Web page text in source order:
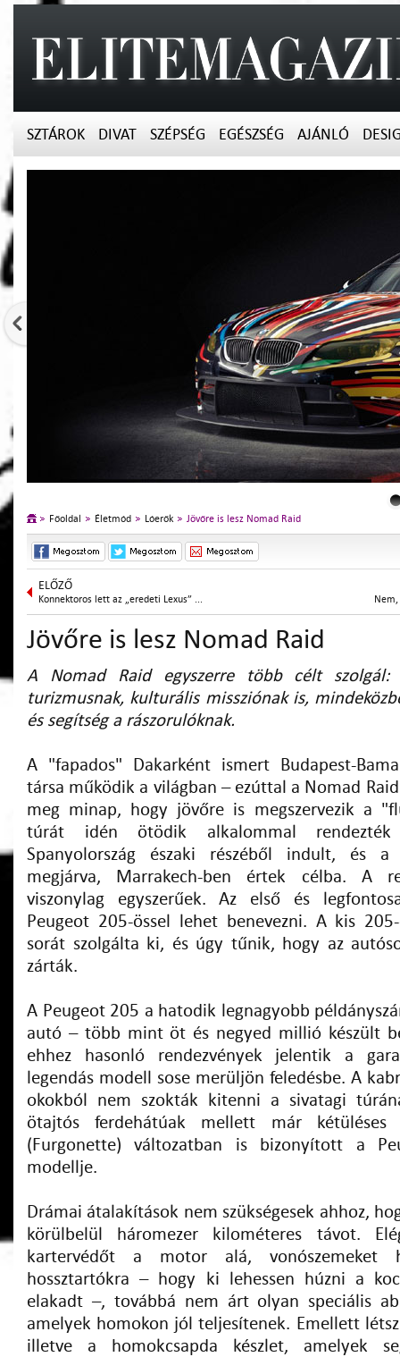
SZTÁROK DIVAT SZÉPSÉG EGÉSZSÉG AJÁNLÓ
Főoldal Életmód Lóerők Jövőre is lesz Nomad Raid
ELŐZŐ
Konnektoros lett az „eredeti Lexus” ...
Jövőre is lesz Nomad Raid
A Nomad Raid egyszerre több célt szolgál:
turizmusnak, kulturális missziónak is,
és segítség a rászorulóknak.
A "fapados" Dakarként ismert Budapest-
társa működik a világban – ezúttal a Nomad
meg minap, hogy jövőre is megszervezik a
túrát idén ötödik alkalommal
Spanyolország északi részéből indult, és a
megjárva, Marrakech-ben értek célba. A
viszonylag egyszerűek. Az első és
Peugeot 205-össel lehet benevezni. A kis
sorát szolgálta ki, és úgy tűnik, hogy az
zárták.
A Peugeot 205 a hatodik legnagyobb
autó – több mint öt és negyed millió készült
ehhez hasonló rendezvények jelentik a
legendás modell sose merüljön feledésbe. A
okokból nem szokták kitenni a sivatagi
ötajtós ferdehátúak mellett már kétüléses
(Furgonette) változatban is bizonyított a
modellje.
Drámai átalakítások nem szükségesek ahhoz,
körülbelül háromezer kilométeres távot.
kartervédőt a motor alá, vonószemeket
hossztartókra – hogy ki lehessen húzni a
elakadt –, továbbá nem árt olyan speciális
amelyek homokon jól teljesítenek. Emellett
illetve a homokcsapda készlet, amelyek